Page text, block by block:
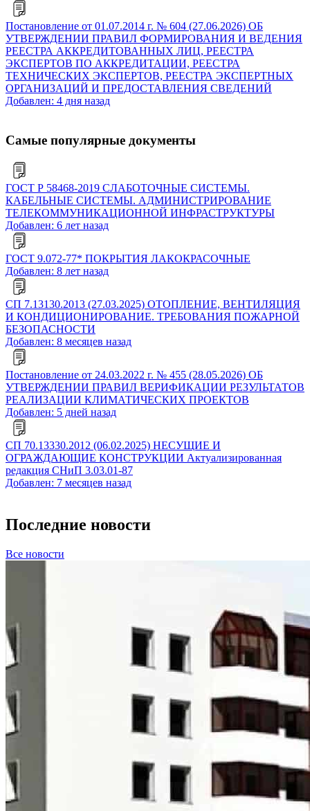
Постановление от 01.07.2014 г. № 604 (27.06.2026) ОБ
УТВЕРЖДЕНИИ ПРАВИЛ ФОРМИРОВАНИЯ И ВЕДЕНИЯ
РЕЕСТРА АККРЕДИТОВАННЫХ ЛИЦ, РЕЕСТРА
ЭКСПЕРТОВ ПО АККРЕДИТАЦИИ, РЕЕСТРА
ТЕХНИЧЕСКИХ ЭКСПЕРТОВ, РЕЕСТРА ЭКСПЕРТНЫХ
ОРГАНИЗАЦИЙ И ПРЕДОСТАВЛЕНИЯ СВЕДЕНИЙ
Добавлен: 4 дня назад
Самые популярные документы
ГОСТ Р 58468-2019 СЛАБОТОЧНЫЕ СИСТЕМЫ.
КАБЕЛЬНЫЕ СИСТЕМЫ. АДМИНИСТРИРОВАНИЕ
ТЕЛЕКОММУНИКАЦИОННОЙ ИНФРАСТРУКТУРЫ
Добавлен: 6 лет назад
ГОСТ 9.072-77* ПОКРЫТИЯ ЛАКОКРАСОЧНЫЕ
Добавлен: 8 лет назад
СП 7.13130.2013 (27.03.2025) ОТОПЛЕНИЕ, ВЕНТИЛЯЦИЯ
И КОНДИЦИОНИРОВАНИЕ. ТРЕБОВАНИЯ ПОЖАРНОЙ
БЕЗОПАСНОСТИ
Добавлен: 8 месяцев назад
Постановление от 24.03.2022 г. № 455 (28.05.2026) ОБ
УТВЕРЖДЕНИИ ПРАВИЛ ВЕРИФИКАЦИИ РЕЗУЛЬТАТОВ
РЕАЛИЗАЦИИ КЛИМАТИЧЕСКИХ ПРОЕКТОВ
Добавлен: 5 дней назад
СП 70.13330.2012 (06.02.2025) НЕСУЩИЕ И
ОГРАЖДАЮЩИЕ КОНСТРУКЦИИ Актуализированная
редакция СНиП 3.03.01-87
Добавлен: 7 месяцев назад
Последние новости
Все новости